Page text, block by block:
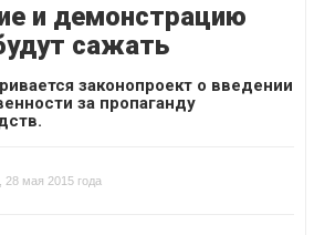
и демонстрацию
сажать
законопроект о введении
за пропаганду
28 мая 2015 года